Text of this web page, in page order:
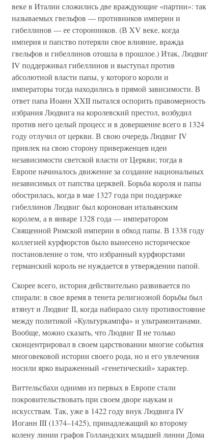
веке в Италии сложились две враждующие «партии»: так
называемых гвельфов — противников империи и
гибеллинов — ее сторонников. (В XV веке, когда
империя и папство потеряли свое влияние, вражда
гвельфов и гибеллинов отошла в прошлое.) Итак, Людвиг
IV поддерживал гибеллинов и выступал против
абсолютной власти папы, у которого короли и
императоры тогда находились в прямой зависимости. В
ответ папа Иоанн XXII пытался оспорить правомерность
избрания Людвига на королевский престол, возбудил
против него целый процесс и в довершение всего в 1324
году отлучил от церкви. В свою очередь Людвиг IV
привлек на свою сторону приверженцев идеи
независимости светской власти от Церкви; тогда в
Европе начиналось движение за создание национальных
независимых от папства церквей. Борьба короля и папы
обострилась, когда в мае 1327 года при поддержке
гибеллинов Людвиг был коронован итальянским
королем, а в январе 1328 года — императором
Священной Римской империи в обход папы. В 1338 году
коллегией курфюрстов было вынесено историческое
постановление о том, что избранный курфюрстами
германский король не нуждается в утверждении папой.
Скорее всего, история действительно развивается по
спирали: в свое время в тенета религиозной борьбы был
втянут и Людвиг II, когда набирало силу противостояние
между политикой «Культуркампфа» и ультрамонтанами.
Вообще, можно сказать, что Людвиг II не только
сконцентрировал в своем царствовании многие события
многовековой истории своего рода, но и его увлечения
носили ярко выраженный «генетический» характер.
Виттельсбахи одними из первых в Европе стали
покровительствовать при своем дворе наукам и
искусствам. Так, уже в 1422 году внук Людвига IV
Иоганн III (1374–1425), принадлежащий ко второму
колену линии графов Голландских младшей линии Дома